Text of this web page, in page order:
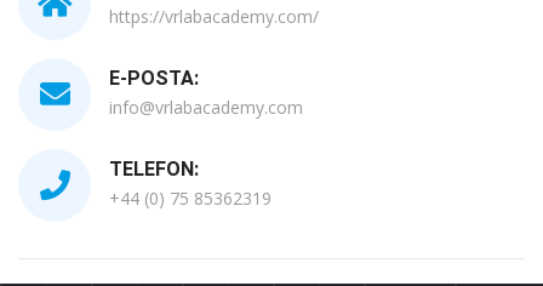
https://vrlabacademy.com/
E-POSTA:
info@vrlabacademy.com
TELEFON:
+44 (0) 75 85362319